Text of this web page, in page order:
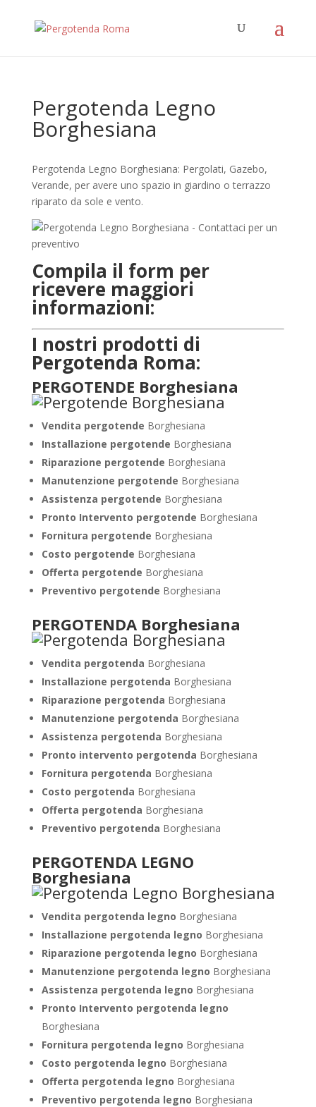
Pergotenda Legno
Borghesiana
Pergotenda Legno Borghesiana: Pergolati, Gazebo,
Verande, per avere uno spazio in giardino o terrazzo
riparato da sole e vento.
Compila il form per
ricevere maggiori
informazioni:
I nostri prodotti di
Pergotenda Roma:
PERGOTENDE Borghesiana
Vendita pergotende Borghesiana
Installazione pergotende Borghesiana
Riparazione pergotende Borghesiana
Manutenzione pergotende Borghesiana
Assistenza pergotende Borghesiana
Pronto Intervento pergotende Borghesiana
Fornitura pergotende Borghesiana
Costo pergotende Borghesiana
Offerta pergotende Borghesiana
Preventivo pergotende Borghesiana
PERGOTENDA Borghesiana
Vendita pergotenda Borghesiana
Installazione pergotenda Borghesiana
Riparazione pergotenda Borghesiana
Manutenzione pergotenda Borghesiana
Assistenza pergotenda Borghesiana
Pronto intervento pergotenda Borghesiana
Fornitura pergotenda Borghesiana
Costo pergotenda Borghesiana
Offerta pergotenda Borghesiana
Preventivo pergotenda Borghesiana
PERGOTENDA LEGNO
Borghesiana
Vendita pergotenda legno Borghesiana
Installazione pergotenda legno Borghesiana
Riparazione pergotenda legno Borghesiana
Manutenzione pergotenda legno Borghesiana
Assistenza pergotenda legno Borghesiana
Pronto Intervento pergotenda legno
Borghesiana
Fornitura pergotenda legno Borghesiana
Costo pergotenda legno Borghesiana
Offerta pergotenda legno Borghesiana
Preventivo pergotenda legno Borghesiana